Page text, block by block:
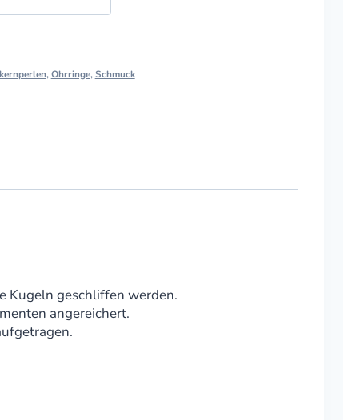
,Ohrringe,Schmuck
Kugeln geschliffen werden.
angereichert.